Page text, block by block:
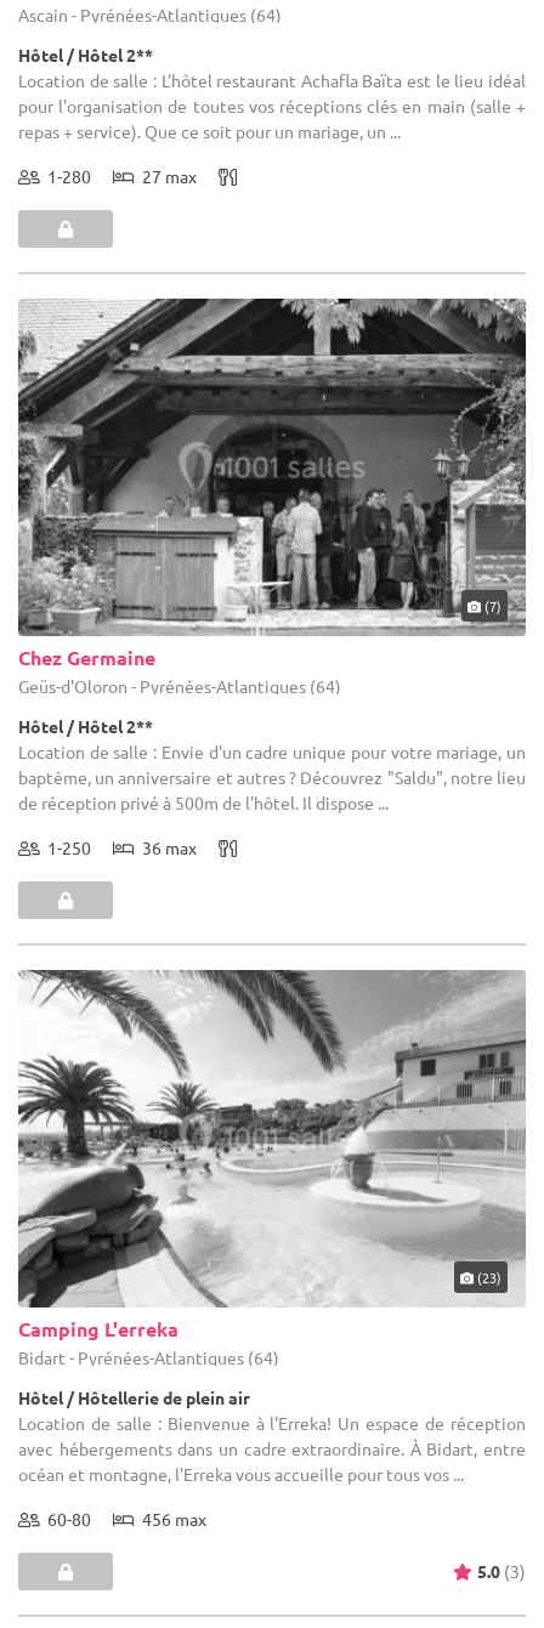
Ascain - Pyrénées-Atlantiques (64)
Hôtel / Hôtel 2**
Location de salle : L'hôtel restaurant Achafla Baïta est le lieu idéal
pour l'organisation de toutes vos réceptions clés en main (salle +
repas + service). Que ce soit pour un mariage, un ...
1-280 27 max
(7)
Chez Germaine
Geüs-d'Oloron - Pyrénées-Atlantiques (64)
Hôtel / Hôtel 2**
Location de salle : Envie d'un cadre unique pour votre mariage, un
baptême, un anniversaire et autres ? Découvrez "Saldu", notre lieu
de réception privé à 500m de l'hôtel. Il dispose ...
1-250 36 max
(23)
Camping L'erreka
Bidart - Pyrénées-Atlantiques (64)
Hôtel / Hôtellerie de plein air
Location de salle : Bienvenue à l'Erreka! Un espace de réception
avec hébergements dans un cadre extraordinaire. À Bidart, entre
océan et montagne, l'Erreka vous accueille pour tous vos ...
60-80 456 max
5.0 (3)